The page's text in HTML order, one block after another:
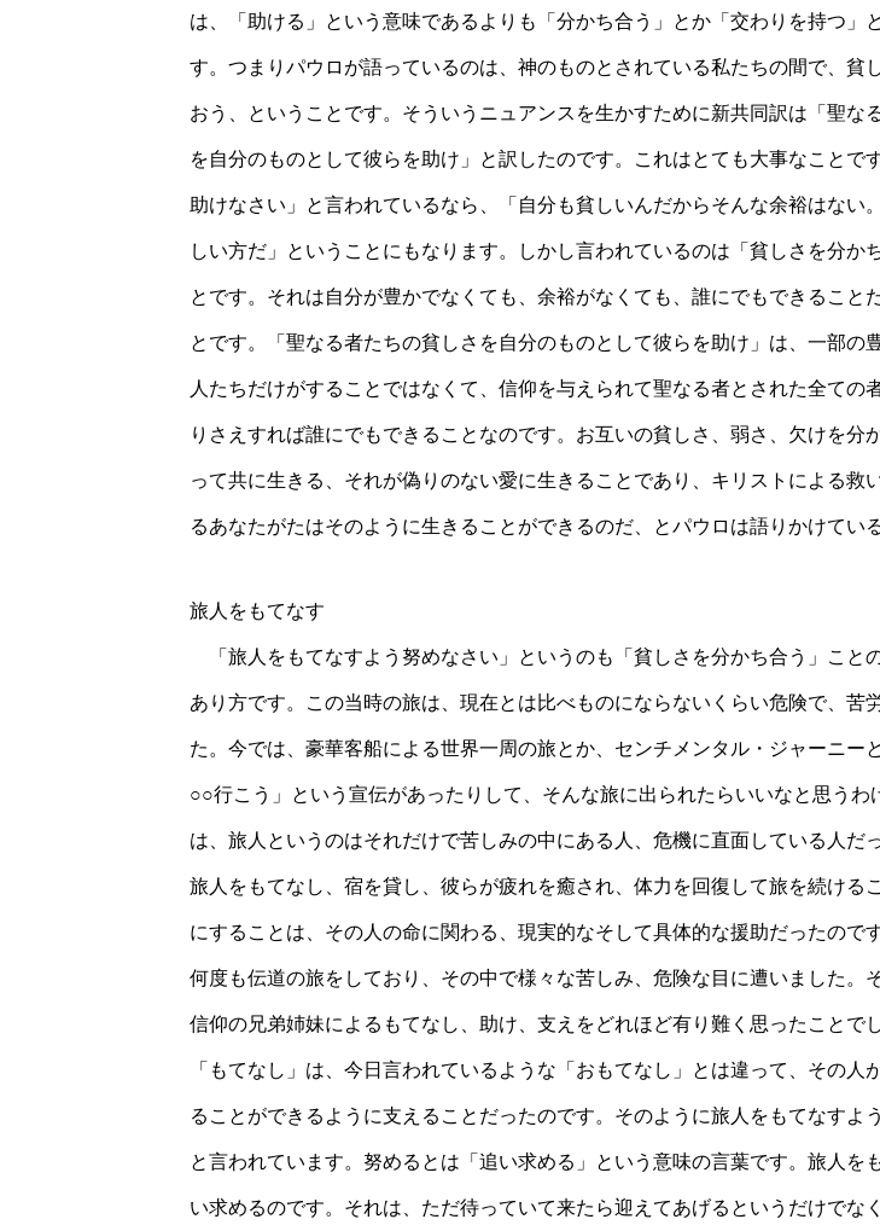
は、「助ける」という意味であるよりも「分かち合う」とか「交わりを持つ」
す。つまりパウロが語っているのは、神のものとされている私たちの間で、貧
おう、ということです。そういうニュアンスを生かすために新共同訳は「聖な
を自分のものとして彼らを助け」と訳したのです。これはとても大事なことで
助けなさい」と言われているなら、「自分も貧しいんだからそんな余裕はない
しい方だ」ということにもなります。しかし言われているのは「貧しさを分か
とです。それは自分が豊かでなくても、余裕がなくても、誰にでもできること
とです。「聖なる者たちの貧しさを自分のものとして彼らを助け」は、一部の
人たちだけがすることではなくて、信仰を与えられて聖なる者とされた全ての
りさえすれば誰にでもできることなのです。お互いの貧しさ、弱さ、欠けを分
って共に生きる、それが偽りのない愛に生きることであり、キリストによる救
るあなたがたはそのように生きることができるのだ、とパウロは語りかけてい
旅人をもてなす
「旅人をもてなすよう努めなさい」というのも「貧しさを分かち合う」こと
あり方です。この当時の旅は、現在とは比べものにならないくらい危険で、苦
た。今では、豪華客船による世界一周の旅とか、センチメンタル・ジャーニー
○○行こう」という宣伝があったりして、そんな旅に出られたらいいなと思うわ
は、旅人というのはそれだけで苦しみの中にある人、危機に直面している人だ
旅人をもてなし、宿を貸し、彼らが疲れを癒され、体力を回復して旅を続ける
にすることは、その人の命に関わる、現実的なそして具体的な援助だったので
何度も伝道の旅をしており、その中で様々な苦しみ、危険な目に遭いました。
信仰の兄弟姉妹によるもてなし、助け、支えをどれほど有り難く思ったことで
「もてなし」は、今日言われているような「おもてなし」とは違って、その人
ることができるように支えることだったのです。そのように旅人をもてなすよ
と言われています。努めるとは「追い求める」という意味の言葉です。旅人を
い求めるのです。それは、ただ待っていて来たら迎えてあげるというだけでな